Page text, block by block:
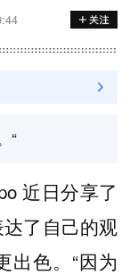
“
近日分享了
了自己的观
出色。“因为